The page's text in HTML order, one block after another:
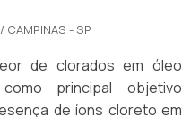
/ CAMPINAS - SP
de clorados em óleo
principal objetivo
de íons cloreto em